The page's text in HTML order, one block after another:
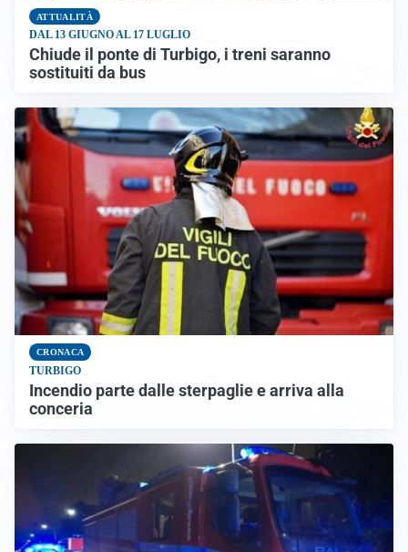
ATTUALITÀ
DAL 13 GIUGNO AL 17 LUGLIO
Chiude il ponte di Turbigo, i treni saranno
sostituiti da bus
CRONACA
TURBIGO
Incendio parte dalle sterpaglie e arriva alla
conceria